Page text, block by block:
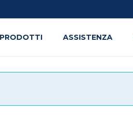
PRODOTTI ASSISTENZA